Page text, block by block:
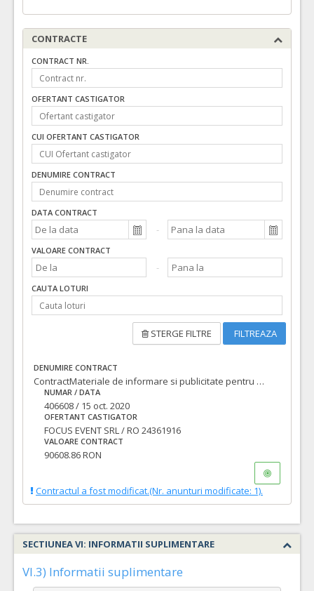
CONTRACTE
CONTRACT NR.
OFERTANT CASTIGATOR
CUI OFERTANT CASTIGATOR
DENUMIRE CONTRACT
DATA CONTRACT
VALOARE CONTRACT
CAUTA LOTURI
STERGE FILTRE FILTREAZA
DENUMIRE CONTRACT
ContractMateriale de informare si publicitate pentru mai multe proiecte ale Municipiului Oradea
NUMAR / DATA
406608 / 15 oct. 2020
OFERTANT CASTIGATOR
FOCUS EVENT SRL / RO 24361916
VALOARE CONTRACT
90608.86 RON
Contractul a fost modificat.(Nr. anunturi modificate: 1).
SECTIUNEA VI: INFORMATII SUPLIMENTARE
VI.3) Informatii suplimentare